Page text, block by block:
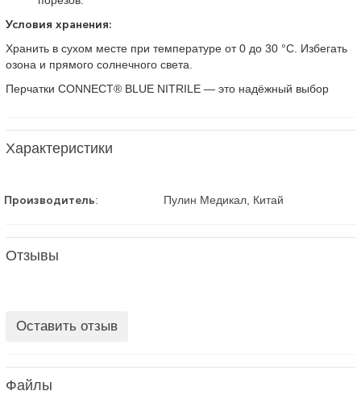
Условия хранения:
Хранить в сухом месте при температуре от 0 до 30 °C. Избегать
озона и прямого солнечного света.
Перчатки CONNECT® BLUE NITRILE — это надёжный выбор
Характеристики
Производитель: Пулин Медикал, Китай
Отзывы
Оставить отзыв
Файлы